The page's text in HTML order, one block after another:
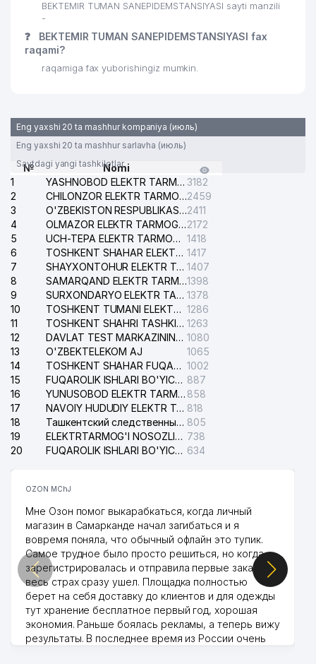
BEKTEMIR TUMAN SANEPIDEMSTANSIYASI sayti manzili
-
❓
BEKTEMIR TUMAN SANEPIDEMSTANSIYASI fax
raqami?
raqamiga fax yuborishingiz mumkin.
Eng yaxshi 20 ta mashhur kompaniya (июль)
Eng yaxshi 20 ta mashhur sarlavha (июль)
Saytdagi yangi tashkilotlar
№
Nomi
1
YASHNOBOD ELEKTR TARMOG'I NOSOZLIKLARI XIZMATI 3182
2
CHILONZOR ELEKTR TARMOG'I NOSOZLIK XIZMATI2459
3
O'ZBEKISTON RESPUBLIKASI BOSH PROKURATURASI ISHONCH TELEFONI2411
4
OLMAZOR ELEKTR TARMOG'I NOSOZLIKLARI XIZMATI2172
5
UCH-TEPA ELEKTR TARMOG'I NOSOZLIKLARI XIZMATI 1418
6
TOSHKENT SHAHAR ELEKTR TARMOQLARI KORXONASI AJ 1417
7
SHAYXONTOHUR ELEKTR TARMOG'I NOSOZLIKLARINI TUZATISH XIZMATI 1407
8
SAMARQAND ELEKTR TARMOQLARI AJ1398
9
SURXONDARYO ELEKTR TARMOQLARI AJ 1378
10
TOSHKENT TUMANI ELEKTR TARMOG'I AVARIYA XIZMATI 1286
11
TOSHKENT SHAHRI TASHKILOT TELEFONLARI HAQIDA MA'LUMOT BYUROSI 1263
12
DAVLAT TEST MARKAZINING ISHONCH TELEFONLARI 1080
13
O'ZBEKTELEKOM AJ
1065
14
TOSHKENT SHAHAR FUQAROLIK ISHLARI BO'YICHA SUDI 1002
15
FUQAROLIK ISHLARI BO'YICHA YAKKASAROY TUMANLARARO SUDI 887
16
YUNUSOBOD ELEKTR TARMOG'I NOSOZLIKLARI XIZMATI 858
17
NAVOIY HUDUDIY ELEKTR TARMOQLARI KORXONASI AJ 818
18
Ташкентский следственный изолятор 805
19
ELEKTRTARMOG'I NOSOZLIKLARINI TO'ZATISH SERGELI XIZMATI 738
20
FUQAROLIK ISHLARI BO'YICHA UCH-TEPA TUMANI SUDI 634
OZON MChJ
Мне Озон помог выкарабкаться, когда личный
магазин в Самарканде начал загибаться и я
вовремя поняла, что обычный офлайн это тупик.
Самое трудное было просто решиться, но когда
зарегистрировалась и отправила первые заказы,
весь страх сразу ушел. Площадка полностью
берет на себя доставку до клиентов и для одежды
тут хранение бесплатное первый год, хорошая
экономия. Раньше боялась рекламы, а теперь вижу
результаты. В последнее время из России очень